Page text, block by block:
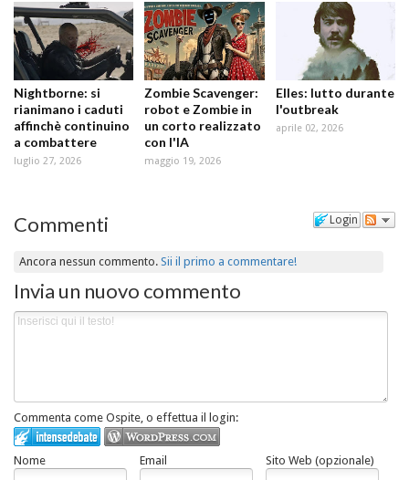
Nightborne: si
rianimano i caduti
affinchè continuino
a combattere
luglio 27, 2026
Zombie Scavenger:
robot e Zombie in
un corto realizzato
con l'IA
maggio 19, 2026
Elles: lutto durante
l'outbreak
aprile 02, 2026
Login
Commenti
Ancora nessun commento.Sii il primo a commentare!
Invia un nuovo commento
Commenta come Ospite, o effettua il login:
Nome Email Sito Web (opzionale)